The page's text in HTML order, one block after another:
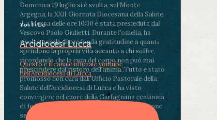
Domenica 19 luglio si è svolta, sul Monte
Argegna, la XXII Giornata Diocesana della Salute.
.La Messa delle ore 10:30 è stata presieduta dal
Vescovo Paolo Giulietti. Durante l'omelia, ha
rivolto parole di profonda gratitudine a quanti
spendono la propria vita accanto a chi soffre,
ricordando che la cura del corpo non può mai
prescindere dal ristoro dell'anima..Tutto è stato
promosso con cura dall'Ufficio Pastorale della
Salute dell'Arcidiocesi di Lucca e ha visto
convergere nel cuore della Garfagnana centinaia
di fedeli, operatori sanitari, volontari e persone
segnate dalla malattia.
YouTube
Arcidiocesi Lucca
Questo è il canale ufficiale youtube
dell'Arcidiocesi di Lucca